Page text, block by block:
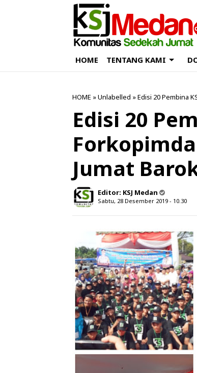
HOME TENTANG KAMI
HOME » Unlabelled » Edisi 20 Pembina
Edisi 20
Jumat
Editor: KSJ Medan
Sabtu, 28 Desember 2019 - 10.30